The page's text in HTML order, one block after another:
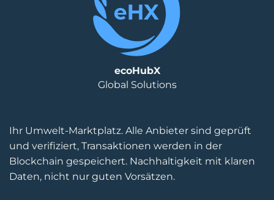
Ihr Umwelt-Marktplatz. Alle Anbieter sind geprüft
und verifiziert, Transaktionen werden in der
Blockchain gespeichert. Nachhaltigkeit mit klaren
Daten, nicht nur guten Vorsätzen.
ecoHubX
Global Solutions